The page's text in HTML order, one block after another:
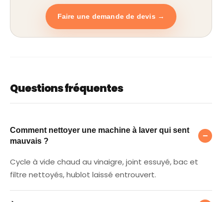
Faire une demande de devis →
Questions fréquentes
Comment nettoyer une machine à laver
Comment nettoyer une machine à laver qui sent
mauvais ?
−
Cycle à vide chaud au vinaigre, joint essuyé, bac et
filtre nettoyés, hublot laissé entrouvert.
À quelle fréquence l'entretenir ?